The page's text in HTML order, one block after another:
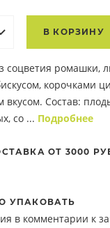
В КОРЗИНУ
соцветия ромашки,
корочками
Состав:
со ... Подробнее
ОТ 3000
УПАКОВАТЬ
в комментарии к